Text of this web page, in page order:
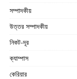
সম্পাদকীয়
উত্তর সম্পাদকীয়
নিকট-দূর
ক্যাম্পাস
কেরিয়ার